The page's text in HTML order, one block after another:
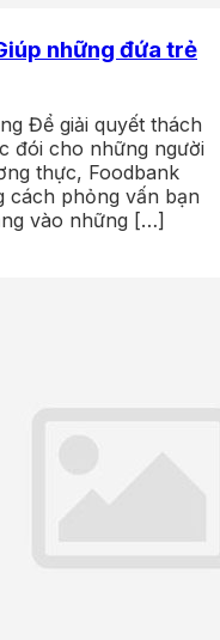
những đứa trẻ
Để giải quyết thách
đói cho những người
thực, Foodbank
cách phỏng vấn bạn
vào những […]